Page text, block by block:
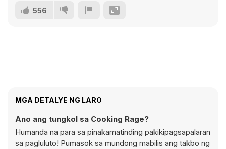
556
MGA DETALYE NG LARO
Ano ang tungkol sa Cooking Rage?
Humanda na para sa pinakamatinding pakikipagsapalaran
sa pagluluto! Pumasok sa mundong mabilis ang takbo ng